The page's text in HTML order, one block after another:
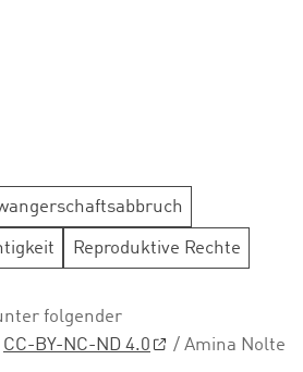
Reproduktive Rechte
folgender
CC-BY-NC-ND 4.0 / Amina Nolte